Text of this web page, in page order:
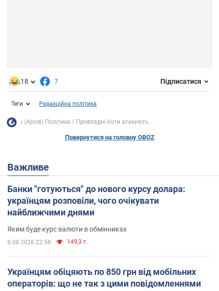
18 7 Підписатися
Теги Редакційна політика
(Архів) Політика Провладні боти атакують...
Повернутися на головну OBOZ
Важливе
Банки "готуються" до нового курсу долара:
українцям розповіли, чого очікувати
найближчими днями
Яким буде курс валюти в обмінниках
6.08.2026 22:58 149,3 т.
Українцям обіцяють по 850 грн від мобільних
операторів: що не так з цими повідомленнями